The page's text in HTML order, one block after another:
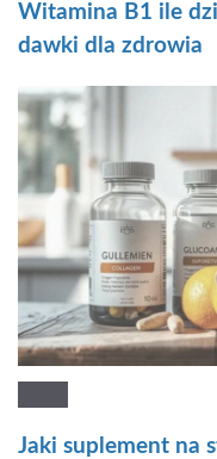
Witamina B1 ile
dawki dla zdrowia
Jaki suplement na